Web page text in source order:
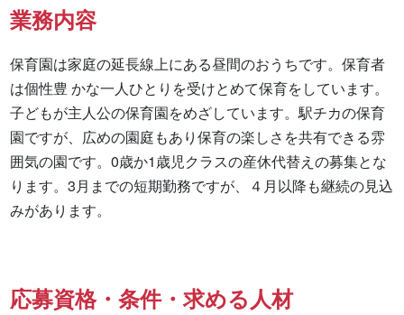
業務内容
保育園は家庭の延長線上にある昼間のおうちです。保育者
は個性豊 かな一人ひとりを受けとめて保育をしています。
子どもが主人公の保育園をめざしています。駅チカの保育
園ですが、広めの園庭もあり保育の楽しさを共有できる雰
囲気の園です。0歳か1歳児クラスの産休代替えの募集とな
ります。3月までの短期勤務ですが、４月以降も継続の見込
みがあります。
応募資格・条件・求める人材